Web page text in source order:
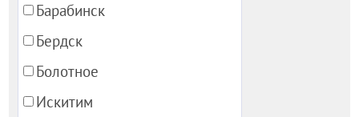
Барабинск
Бердск
Болотное
Искитим